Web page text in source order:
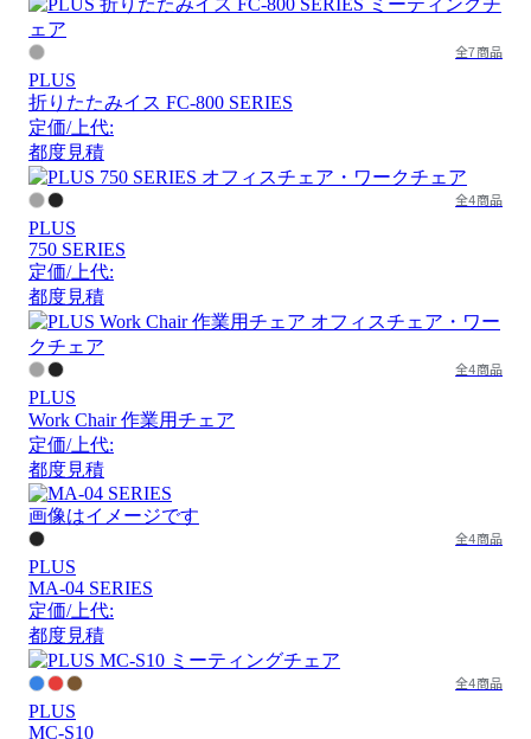
全7商品
PLUS
折りたたみイス FC-800 SERIES
定価/上代:
都度見積
全4商品
PLUS
750 SERIES
定価/上代:
都度見積
全4商品
PLUS
Work Chair 作業用チェア
定価/上代:
都度見積
画像はイメージです
全4商品
PLUS
MA-04 SERIES
定価/上代:
都度見積
全4商品
PLUS
MC-S10